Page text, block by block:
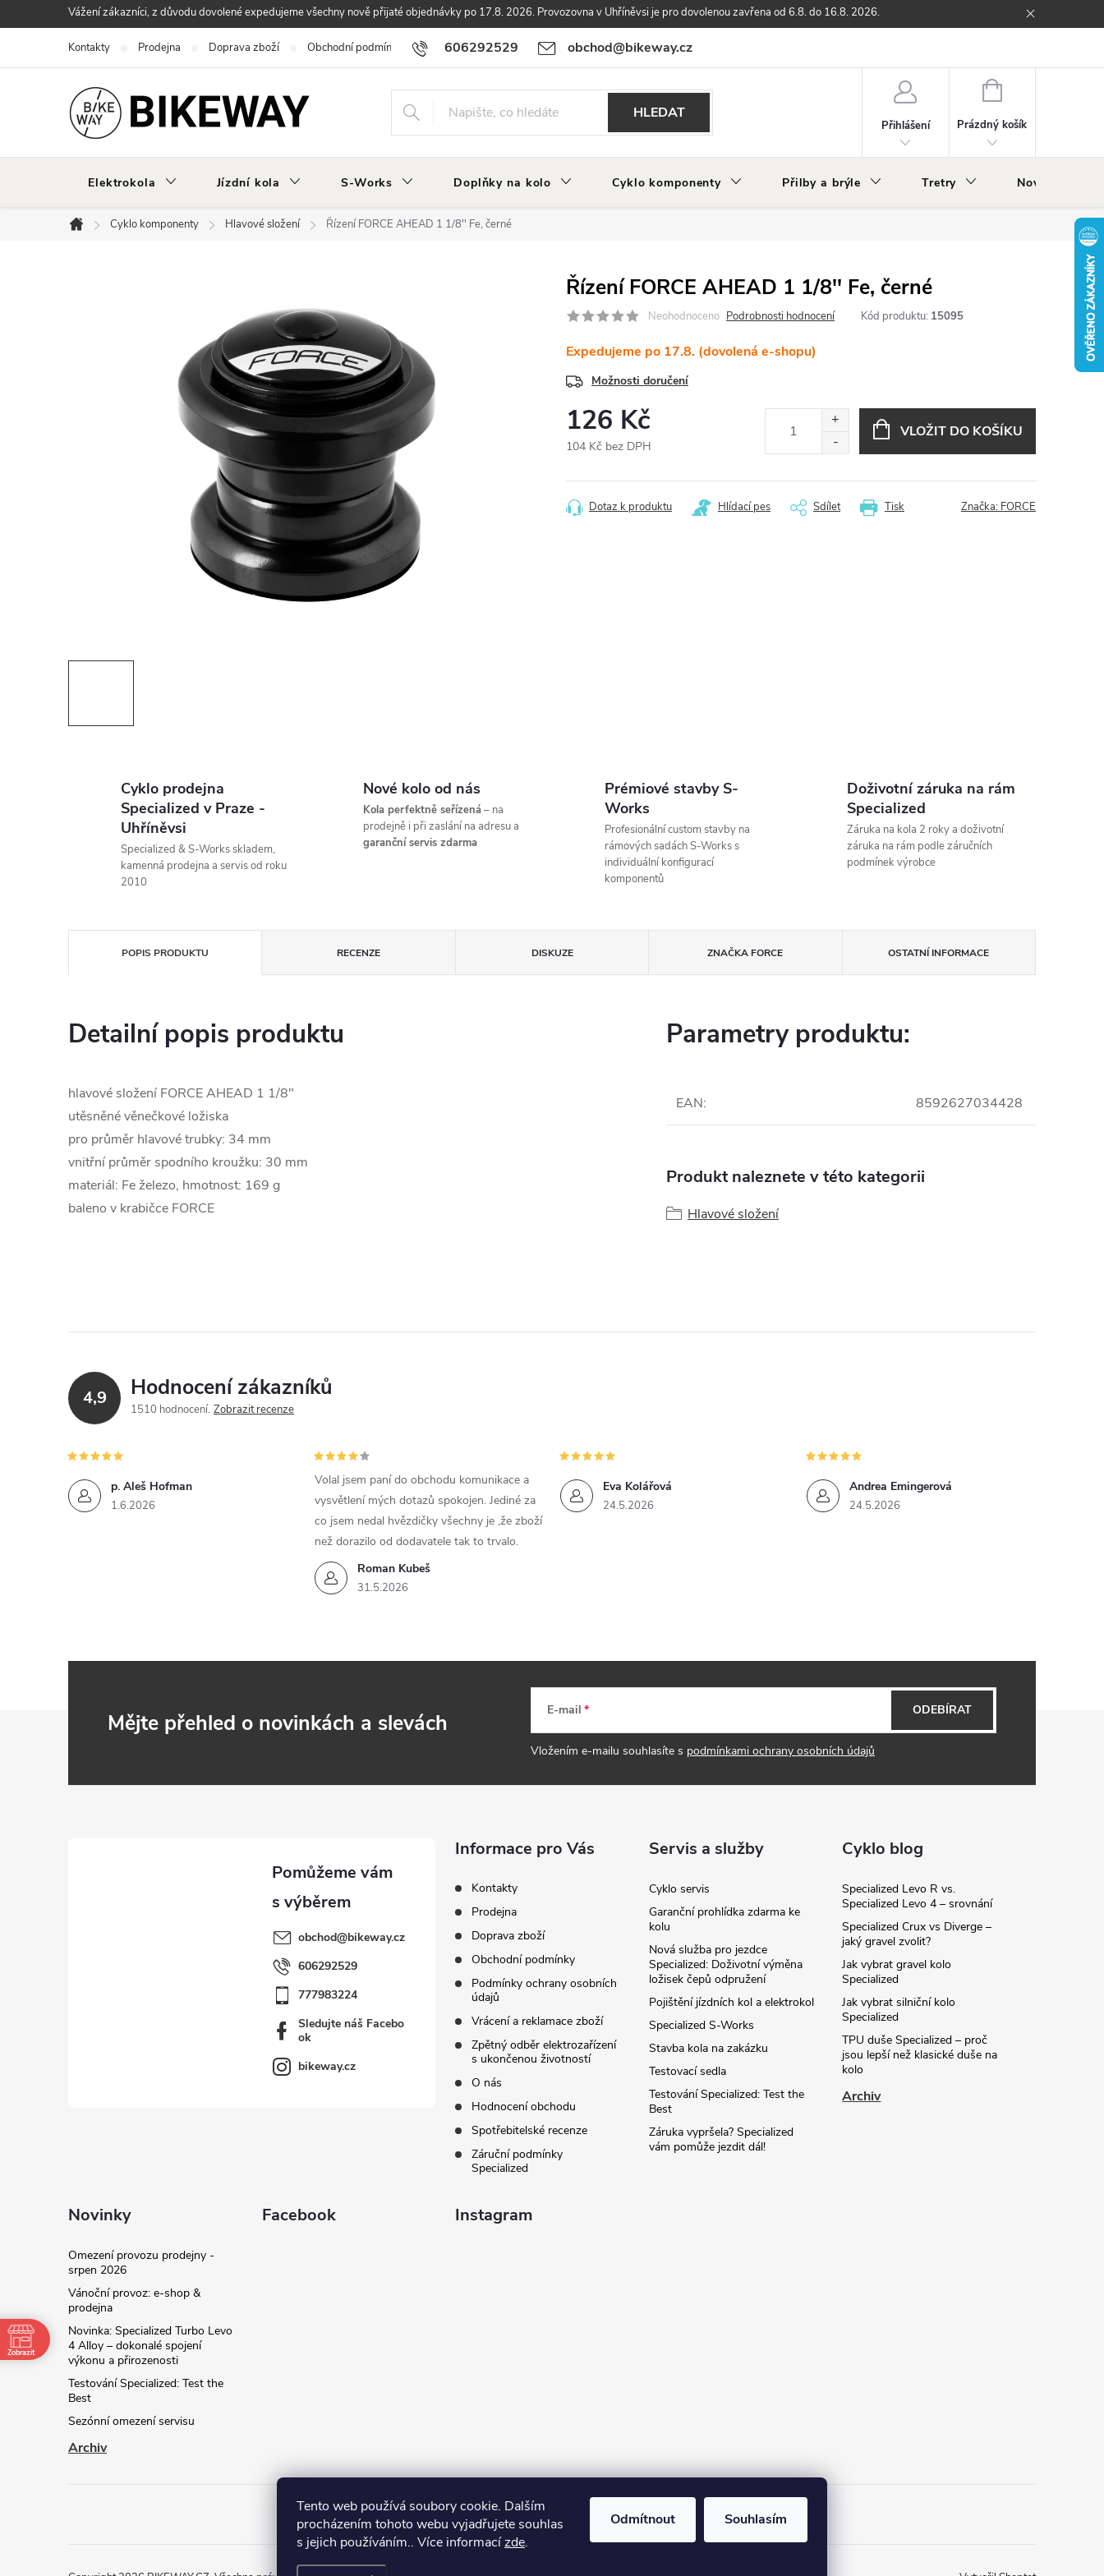
Tento web používá soubory cookie. Dalším
procházením tohoto webu vyjadřujete souhlas
s jejich používáním.. Více informacízde.
Odmítnout Souhlasím
na
Vážení zákazníci, z důvodu dovolené expedujeme všechny nově přijaté objednávky po 17.8. 2026. Provozovna v Uhříněvsi je pro dovolenou zavřena od 6.8. do 16.8. 2026.
606292529 obchod@bikeway.cz
Kontakty Prodejna Doprava zboží Obchodní podmínky Podmínky ochrany osobních údajů Vrácení a reklamace zboží
HLEDAT
Přihlášení
NÁKUPNÍ
Prázdný košík
Elektrokola Jízdní kola S-Works Doplňky na kolo Cyklo komponenty Přilby a brýle Tretry Nově v
Domů
Cyklo komponenty Hlavové složení Řízení FORCE AHEAD 1 1/8'' Fe, černé
Řízení FORCE AHEAD 1 1/8'' Fe, černé
Neohodnoceno Podrobnosti hodnocení Kód produktu: 15095
Expedujeme po 17.8. (dovolená e-shopu)
Možnosti doručení
126 Kč
104 Kč bez DPH
cena:
VLOŽIT DO KOŠÍKU
Tisk
Dotaz k produktu Hlídací pes Sdílet Značka: FORCE
Cyklo prodejna
Specialized v Praze -
Uhříněvsi
Specialized & S-Works skladem,
kamenná prodejna a servis od roku
2010
Nové kolo od nás
Kola perfektně seřízená– na
prodejně i při zaslání na adresu a
garanční servis zdarma
Prémiové stavby S-
Works
Profesionální custom stavby na
rámových sadách S-Works s
individuální konfigurací
komponentů
Doživotní záruka na rám
Specialized
Záruka na kola 2 roky a doživotní
záruka na rám podle záručních
podmínek výrobce
POPIS PRODUKTU RECENZE DISKUZE ZNAČKA FORCE OSTATNÍ INFORMACE
Detailní popis produktu
hlavové složení FORCE AHEAD 1 1/8"
utěsněné věnečkové ložiska
pro průměr hlavové trubky: 34 mm
vnitřní průměr spodního kroužku: 30 mm
materiál: Fe železo, hmotnost: 169 g
baleno v krabičce FORCE
Parametry produktu:
EAN: 8592627034428
Produkt naleznete v této kategorii
Hlavové složení
4,9 Hodnocení zákazníků
1510 hodnocení Zobrazit recenze
p. Aleš Hofman
1.6.2026
Roman Kubeš
31.5.2026
Volal jsem paní do obchodu komunikace a
vysvětlení mých dotazů spokojen. Jediné za
co jsem nedal hvězdičky všechny je ,že zboží
než dorazilo od dodavatele tak to trvalo.
Eva Kolářová
24.5.2026
Andrea Emingerová
24.5.2026
Mějte přehled o novinkách a slevách E-mail
Vložením e-mailu souhlasíte s podmínkami ochrany osobních údajů
ODEBÍRAT
obchod@bikeway.cz
606292529
777983224
Sledujte náš Facebo
ok
bikeway.cz
Informace pro Vás
Kontakty
Prodejna
Doprava zboží
Obchodní podmínky
Podmínky ochrany osobních
údajů
Vrácení a reklamace zboží
Zpětný odběr elektrozařízení
s ukončenou životností
O nás
Hodnocení obchodu
Spotřebitelské recenze
Záruční podmínky
Specialized
Servis a služby
Cyklo servis
Garanční prohlídka zdarma ke
kolu
Nová služba pro jezdce
Specialized: Doživotní výměna
ložisek čepů odpružení
Pojištění jízdních kol a elektrokol
Specialized S-Works
Stavba kola na zakázku
Testovací sedla
Testování Specialized: Test the
Best
Záruka vypršela? Specialized
vám pomůže jezdit dál!
Cyklo blog
Specialized Levo R vs.
Specialized Levo 4 – srovnání
Specialized Crux vs Diverge –
jaký gravel zvolit?
Jak vybrat gravel kolo
Specialized
Jak vybrat silniční kolo
Specialized
TPU duše Specialized – proč
jsou lepší než klasické duše na
kolo
Archiv
Novinky
Omezení provozu prodejny -
srpen 2026
Vánoční provoz: e‑shop &
prodejna
Novinka: Specialized Turbo Levo
4 Alloy – dokonalé spojení
výkonu a přirozenosti
Testování Specialized: Test the
Best
Sezónní omezení servisu
Archiv
Facebook Instagram
Zobrazit